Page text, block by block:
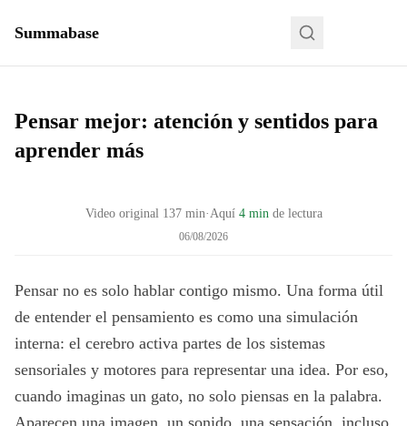
Summabase
Pensar mejor: atención y sentidos para
aprender más
Video original 137min·Aquí 4 min de lectura
06/08/2026
Pensar no es solo hablar contigo mismo. Una forma útil
de entender el pensamiento es como una simulación
interna: el cerebro activa partes de los sistemas
sensoriales y motores para representar una idea. Por eso,
cuando imaginas un gato, no solo piensas en la palabra.
Aparecen una imagen, un sonido, una sensación, incluso